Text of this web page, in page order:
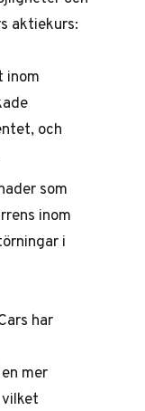
aktiekurs:
och
som
inom
i
har
mer